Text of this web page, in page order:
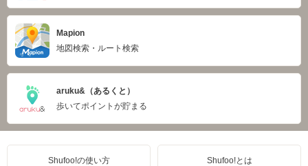
Mapion
地図検索・ルート検索
aruku&（あるくと）
歩いてポイントが貯まる
Shufoo!の使い方 Shufoo!とは